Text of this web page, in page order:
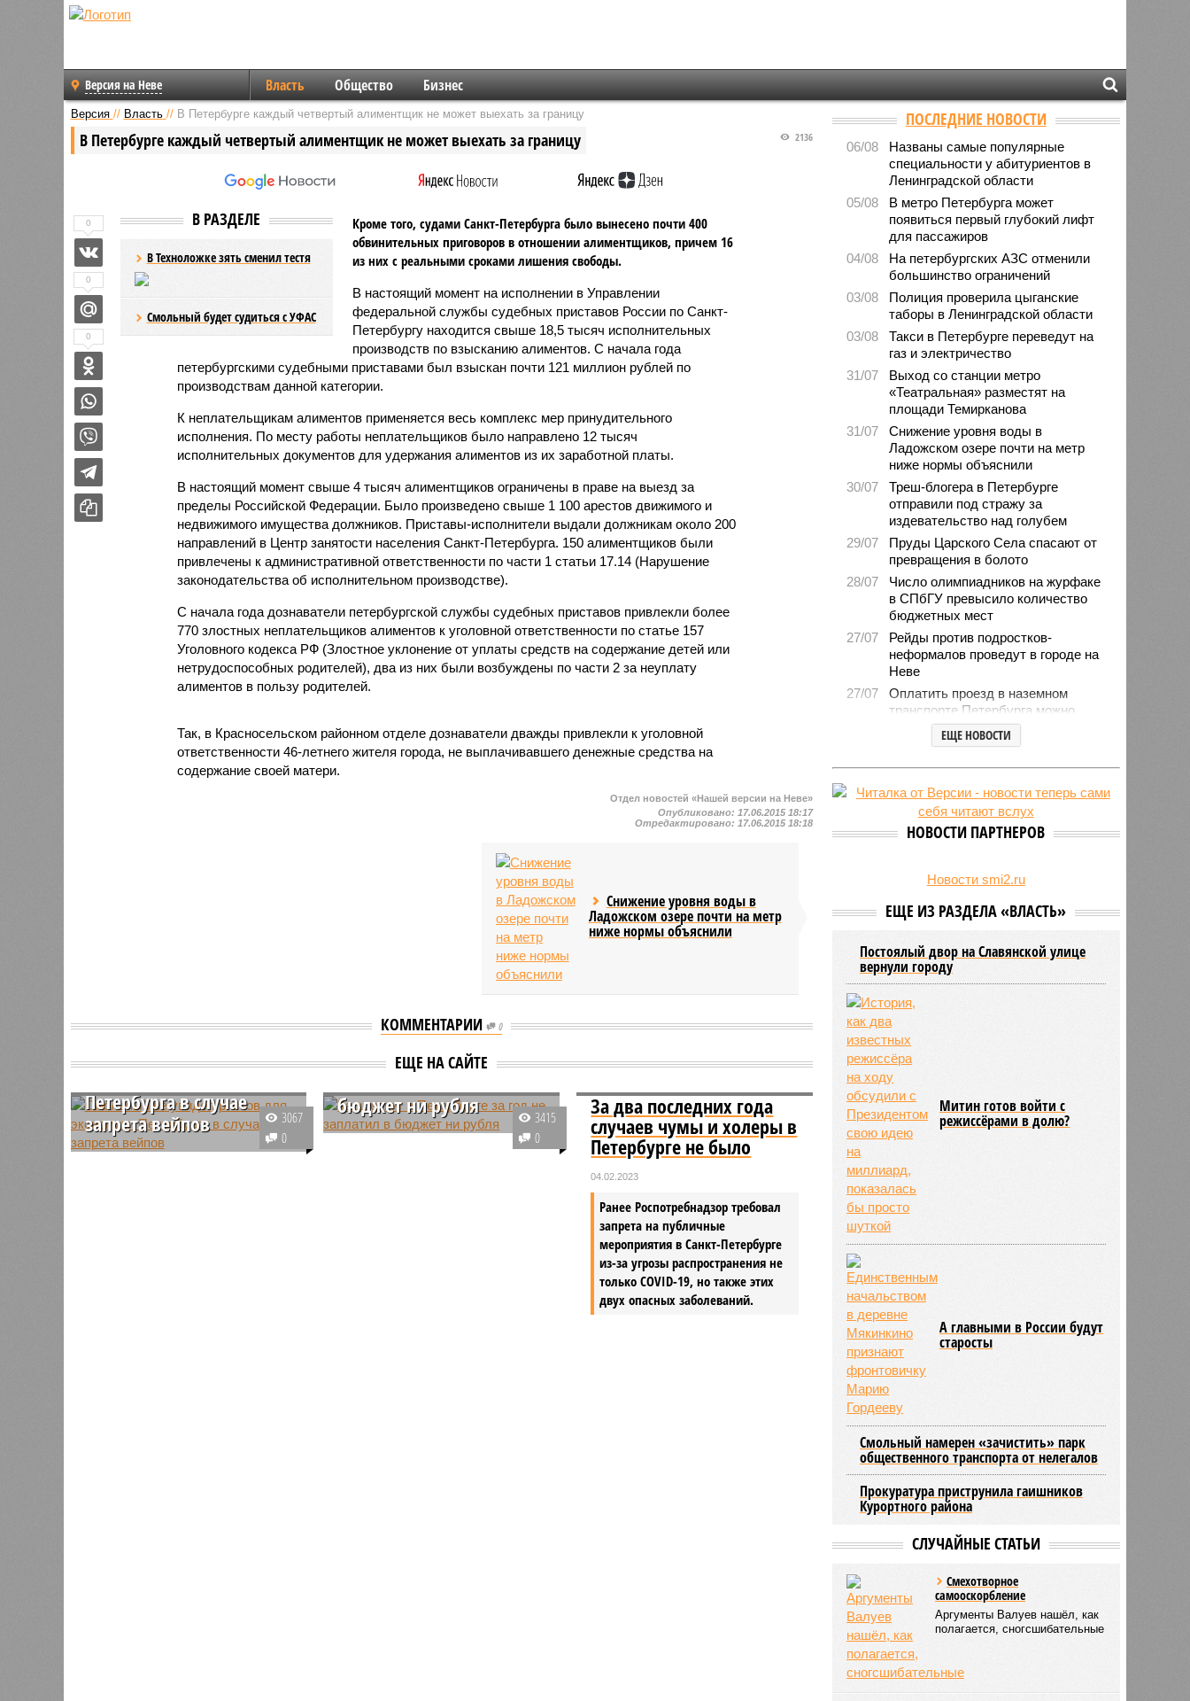
Версия на Неве Власть Общество Бизнес
Версия // Власть // В Петербурге каждый четвертый алиментщик не может выехать за границу
В Петербурге каждый четвертый алиментщик не может выехать за границу 2136
В РАЗДЕЛЕ
В Техноложке зять сменил тестя
Смольный будет судиться с УФАС
Кроме того, судами Санкт-Петербурга было вынесено почти 400
обвинительных приговоров в отношении алиментщиков, причем 16
из них с реальными сроками лишения свободы.
В настоящий момент на исполнении в Управлении
федеральной службы судебных приставов России по Санкт-
Петербургу находится свыше 18,5 тысяч исполнительных
производств по взысканию алиментов. С начала года
петербургскими судебными приставами был взыскан почти 121 миллион рублей по
производствам данной категории.
К неплательщикам алиментов применяется весь комплекс мер принудительного
исполнения. По месту работы неплательщиков было направлено 12 тысяч
исполнительных документов для удержания алиментов из их заработной платы.
В настоящий момент свыше 4 тысяч алиментщиков ограничены в праве на выезд за
пределы Российской Федерации. Было произведено свыше 1 100 арестов движимого и
недвижимого имущества должников. Приставы-исполнители выдали должникам около 200
направлений в Центр занятости населения Санкт-Петербурга. 150 алиментщиков были
привлечены к административной ответственности по части 1 статьи 17.14 (Нарушение
законодательства об исполнительном производстве).
С начала года дознаватели петербургской службы судебных приставов привлекли более
770 злостных неплательщиков алиментов к уголовной ответственности по статье 157
Уголовного кодекса РФ (Злостное уклонение от уплаты средств на содержание детей или
нетрудоспособных родителей), два из них были возбуждены по части 2 за неуплату
алиментов в пользу родителей.
Так, в Красносельском районном отделе дознаватели дважды привлекли к уголовной
ответственности 46-летнего жителя города, не выплачивавшего денежные средства на
содержание своей матери.
0
0
0
Отдел новостей «Нашей версии на Неве»
Опубликовано: 17.06.2015 18:17
Отредактировано: 17.06.2015 18:18
Снижение уровня воды в
Ладожском озере почти на метр
ниже нормы объяснили
КОММЕНТАРИИ 0
ЕЩЕ НА САЙТЕ
Смольный не увидел
Петербурга в случае
запрета вейпов
В Комитете по промышленной
3067
0
Каршеринг в Петербурге
бюджет ни рубля
Сервисы краткосрочной аренды
автомобилей, работающие в
3415
0
За два последних года
случаев чумы и холеры в
Петербурге не было
04.02.2023
Ранее Роспотребнадзор требовал
запрета на публичные
мероприятия в Санкт-Петербурге
из-за угрозы распространения не
только COVID-19, но также этих
двух опасных заболеваний.
ПОСЛЕДНИЕ НОВОСТИ
06/08
Названы самые популярные
специальности у абитуриентов в
Ленинградской области
05/08
В метро Петербурга может
появиться первый глубокий лифт
для пассажиров
04/08
На петербургских АЗС отменили
большинство ограничений
03/08
Полиция проверила цыганские
таборы в Ленинградской области
03/08
Такси в Петербурге переведут на
газ и электричество
31/07
Выход со станции метро
«Театральная» разместят на
площади Темирканова
31/07
Снижение уровня воды в
Ладожском озере почти на метр
ниже нормы объяснили
30/07
Треш-блогера в Петербурге
отправили под стражу за
издевательство над голубем
29/07
Пруды Царского Села спасают от
превращения в болото
28/07
Число олимпиадников на журфаке
в СПбГУ превысило количество
бюджетных мест
27/07
Рейды против подростков-
неформалов проведут в городе на
Неве
27/07
Оплатить проезд в наземном
транспорте Петербурга можно
будет по геолокации
Власти поручили сократить сроки
отключения горячей воды в
День ВМФ в Петербурге отметят
без главного военно-морского
парада и салюта
прав предложили ввести в
ЕЩЕ НОВОСТИ
НОВОСТИ ПАРТНЕРОВ
Новости smi2.ru
ЕЩЕ ИЗ РАЗДЕЛА «ВЛАСТЬ»
Постоялый двор на Славянской улице
вернули городу
Митин готов войти с
режиссёрами в долю?
А главными в России будут
старосты
Смольный намерен «зачистить» парк
общественного транспорта от нелегалов
Прокуратура приструнила гаишников
Курортного района
СЛУЧАЙНЫЕ СТАТЬИ
Смехотворное
самооскорбление
Аргументы Валуев нашёл, как
полагается, сногсшибательные